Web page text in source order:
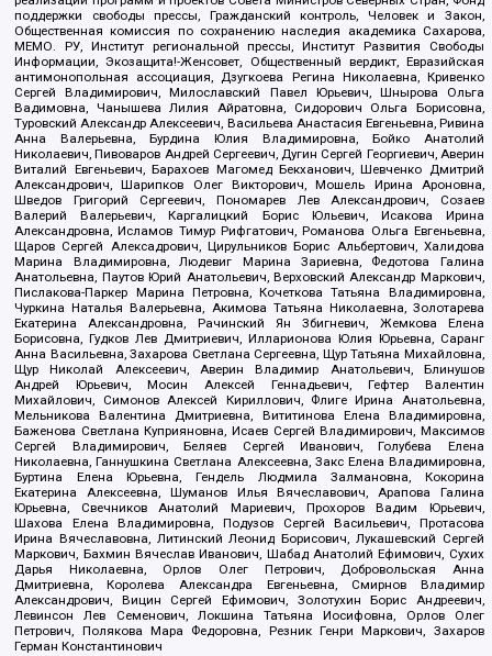
поддержки свободы прессы, Гражданский контроль, Человек и Закон,
Общественная комиссия по сохранению наследия академика Сахарова,
МЕМО. РУ, Институт региональной прессы, Институт Развития Свободы
Информации, Экозащита!-Женсовет, Общественный вердикт, Евразийская
антимонопольная ассоциация, Дзугкоева Регина Николаевна, Кривенко
Сергей Владимирович, Милославский Павел Юрьевич, Шнырова Ольга
Вадимовна, Чанышева Лилия Айратовна, Сидорович Ольга Борисовна,
Туровский Александр Алексеевич, Васильева Анастасия Евгеньевна, Ривина
Анна Валерьевна, Бурдина Юлия Владимировна, Бойко Анатолий
Николаевич, Пивоваров Андрей Сергеевич, Дугин Сергей Георгиевич, Аверин
Виталий Евгеньевич, Барахоев Магомед Бекханович, Шевченко Дмитрий
Александрович, Шарипков Олег Викторович, Мошель Ирина Ароновна,
Шведов Григорий Сергеевич, Пономарев Лев Александрович, Созаев
Валерий Валерьевич, Каргалицкий Борис Юльевич, Исакова Ирина
Александровна, Исламов Тимур Рифгатович, Романова Ольга Евгеньевна,
Щаров Сергей Алексадрович, Цирульников Борис Альбертович, Халидова
Марина Владимировна, Людевиг Марина Зариевна, Федотова Галина
Анатольевна, Паутов Юрий Анатольевич, Верховский Александр Маркович,
Пислакова-Паркер Марина Петровна, Кочеткова Татьяна Владимировна,
Чуркина Наталья Валерьевна, Акимова Татьяна Николаевна, Золотарева
Екатерина Александровна, Рачинский Ян Збигневич, Жемкова Елена
Борисовна, Гудков Лев Дмитриевич, Илларионова Юлия Юрьевна, Саранг
Анна Васильевна, Захарова Светлана Сергеевна, Щур Татьяна Михайловна,
Щур Николай Алексеевич, Аверин Владимир Анатольевич, Блинушов
Андрей Юрьевич, Мосин Алексей Геннадьевич, Гефтер Валентин
Михайлович, Симонов Алексей Кириллович, Флиге Ирина Анатольевна,
Мельникова Валентина Дмитриевна, Вититинова Елена Владимировна,
Баженова Светлана Куприяновна, Исаев Сергей Владимирович, Максимов
Сергей Владимирович, Беляев Сергей Иванович, Голубева Елена
Николаевна, Ганнушкина Светлана Алексеевна, Закс Елена Владимировна,
Буртина Елена Юрьевна, Гендель Людмила Залмановна, Кокорина
Екатерина Алексеевна, Шуманов Илья Вячеславович, Арапова Галина
Юрьевна, Свечников Анатолий Мариевич, Прохоров Вадим Юрьевич,
Шахова Елена Владимировна, Подузов Сергей Васильевич, Протасова
Ирина Вячеславовна, Литинский Леонид Борисович, Лукашевский Сергей
Маркович, Бахмин Вячеслав Иванович, Шабад Анатолий Ефимович, Сухих
Дарья Николаевна, Орлов Олег Петрович, Добровольская Анна
Дмитриевна, Королева Александра Евгеньевна, Смирнов Владимир
Александрович, Вицин Сергей Ефимович, Золотухин Борис Андреевич,
Левинсон Лев Семенович, Локшина Татьяна Иосифовна, Орлов Олег
Петрович, Полякова Мара Федоровна, Резник Генри Маркович, Захаров
Герман Константинович